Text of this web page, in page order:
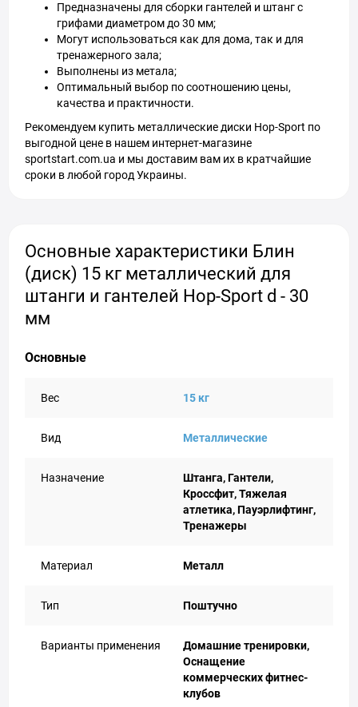
Предназначены для сборки гантелей и штанг с
грифами диаметром до 30 мм;
Могут использоваться как для дома, так и для
тренажерного зала;
Выполнены из метала;
Оптимальный выбор по соотношению цены,
качества и практичности.
Рекомендуем купить металлические диски Hop-Sport по
выгодной цене в нашем интернет-магазине
sportstart.com.ua и мы доставим вам их в кратчайшие
сроки в любой город Украины.
Основные характеристики Блин
(диск) 15 кг металлический для
штанги и гантелей Hop-Sport d - 30
мм
Основные
Вес 15 кг
Вид Металлические
Назначение
Штанга, Гантели,
Кроссфит, Тяжелая
атлетика, Пауэрлифтинг,
Тренажеры
Материал Металл
Тип Поштучно
Варианты применения
Домашние тренировки,
Оснащение
коммерческих фитнес-
клубов